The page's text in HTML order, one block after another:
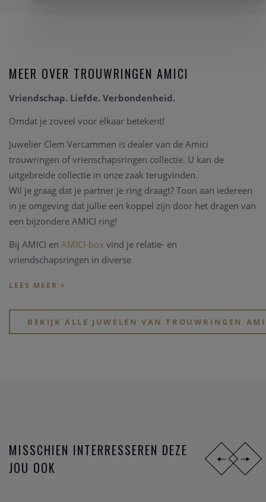
MEER OVER TROUWRINGEN AMICI
Vriendschap. Liefde. Verbondenheid.
Omdat je zoveel voor elkaar betekent!
Juwelier Clem Vercammen is dealer van de Amici
trouwringen of vrienschapsringen collectie. U kan de
uitgebreide collectie in onze zaak terugvinden.
Wil je graag dat je partner je ring draagt? Toon aan iedereen
in je omgeving dat jullie een koppel zijn door het dragen van
een bijzondere AMICI ring!
Bij AMICI en AMICI-box vind je relatie- en
vriendschapsringen in diverse
goed betaalbare hippe ringen? Of, wil je eindelijk, na zoveel
design?BEKIJK ALLE JUWELEN VAN TROUWRINGEN
MISSCHIEN INTERRESSEREN DEZE
JOU OOK